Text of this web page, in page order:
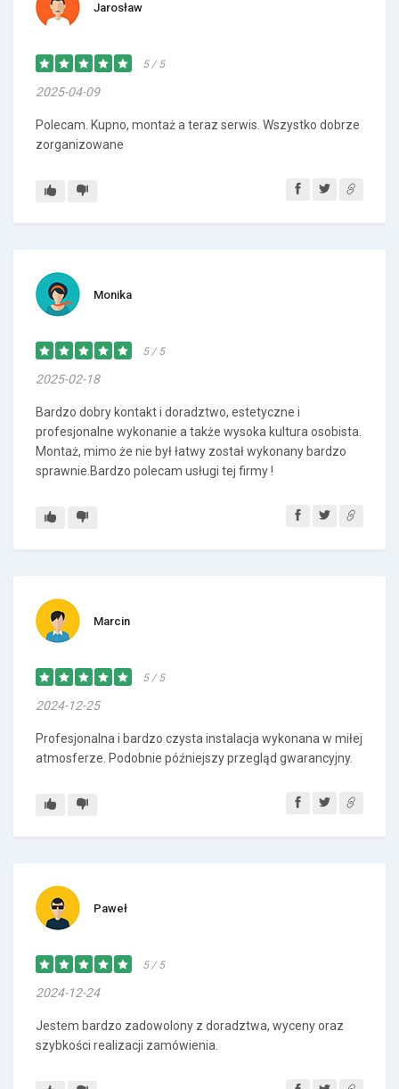
Jarosław
5 / 5
2025-04-09
Polecam. Kupno, montaż a teraz serwis. Wszystko dobrze
zorganizowane
Monika
5 / 5
2025-02-18
Bardzo dobry kontakt i doradztwo, estetyczne i
profesjonalne wykonanie a także wysoka kultura osobista.
Montaż, mimo że nie był łatwy został wykonany bardzo
sprawnie.Bardzo polecam usługi tej firmy !
Marcin
5 / 5
2024-12-25
Profesjonalna i bardzo czysta instalacja wykonana w miłej
atmosferze. Podobnie późniejszy przegląd gwarancyjny.
Paweł
5 / 5
2024-12-24
Jestem bardzo zadowolony z doradztwa, wyceny oraz
szybkości realizacji zamówienia.